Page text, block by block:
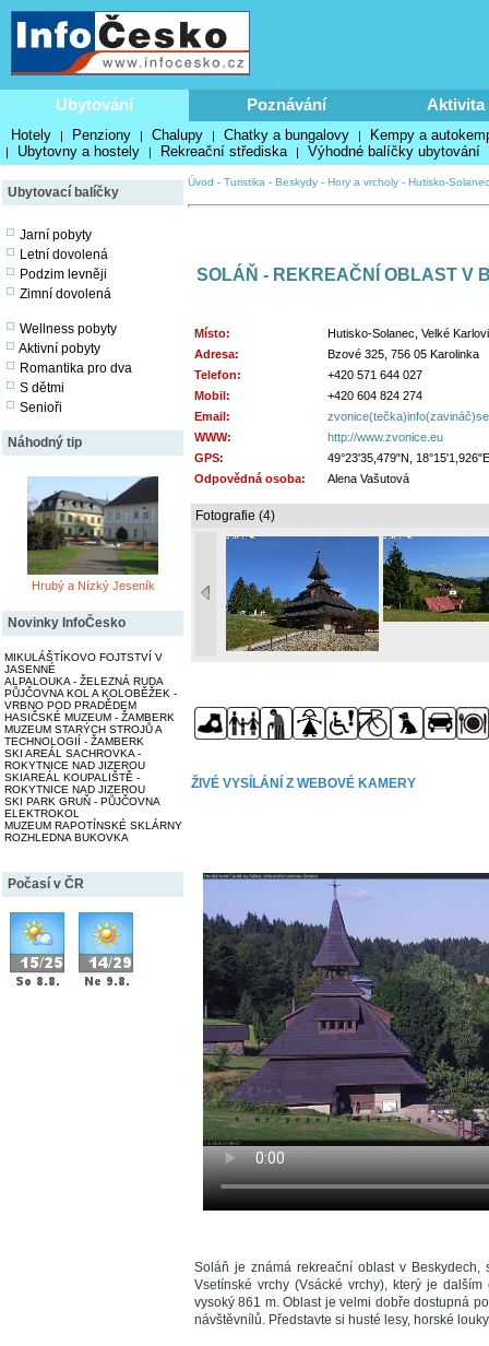
Ubytování Poznávání Aktivita
Hotely | Penziony | Chalupy | Chatky a bungalovy | Kempy a
| Ubytovny a hostely | Rekreační střediska | Výhodné balíčky ubytování
Ubytovací balíčky
Jarní pobyty
Letní dovolená
Podzim levněji
Zimní dovolená
Wellness pobyty
Aktivní pobyty
Romantika pro dva
S dětmi
Senioři
Náhodný tip
Hrubý a Nízký Jeseník
Novinky InfoČesko
MIKULÁŠTÍKOVO FOJTSTVÍ V
JASENNÉ
ALPALOUKA - ŽELEZNÁ RUDA
PŮJČOVNA KOL A KOLOBĚŽEK -
VRBNO POD PRADĚDEM
HASIČSKÉ MUZEUM - ŽAMBERK
MUZEUM STARÝCH STROJŮ A
TECHNOLOGIÍ - ŽAMBERK
SKI AREÁL SACHROVKA -
ROKYTNICE NAD JIZEROU
SKIAREÁL KOUPALIŠTĚ -
ROKYTNICE NAD JIZEROU
SKI PARK GRUŇ - PŮJČOVNA
ELEKTROKOL
MUZEUM RAPOTÍNSKÉ SKLÁRNY
ROZHLEDNA BUKOVKA
Počasí v ČR
Úvod - Turistika - Beskydy - Hory a vrcholy - Hutisko-Solanec
SOLÁŇ - REKREAČNÍ OBLAST V
Místo:
Hutisko-Solanec, Velké
Adresa:
Bzové 325, 756 05 Karolinka
Telefon:
+420 571 644 027
Mobil:
+420 604 824 274
Email:
WWW:
http://www.zvonice.eu
GPS:
49°23'35,479"N, 18°15'1,926"E
Odpovědná osoba:
Alena Vašutová
Fotografie (4)
ŽIVÉ VYSÍLÁNÍ Z WEBOVÉ KAMERY
Soláň je známá rekreační oblast v
Vsetínské vrchy (Vsácké vrchy), který je
vysoký 861 m. Oblast je velmi dobře dostupná
návštěvnílů. Představte si husté lesy, horské